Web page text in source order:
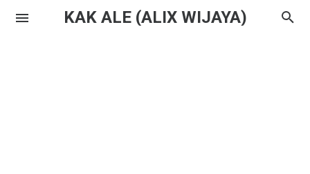
KAK ALE (ALIX WIJAYA)